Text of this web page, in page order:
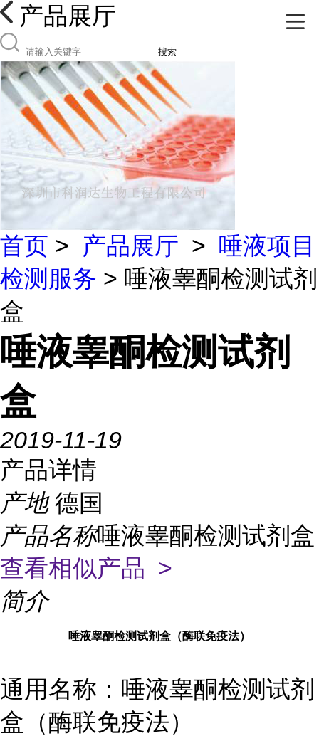
产品展厅
搜索
首页 > 产品展厅 > 唾液项目
检测服务 > 唾液睾酮检测试剂
盒
唾液睾酮检测试剂
盒
2019-11-19
产品详情
产地 德国
产品名称唾液睾酮检测试剂盒
查看相似产品 >
简介
唾液睾酮检测试剂盒（酶联免疫法）
通用名称：唾液睾酮检测试剂
盒（酶联免疫法）